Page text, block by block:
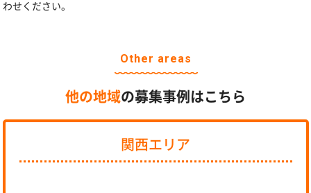
わせください。
Other areas
他の地域の募集事例はこちら
関西エリア